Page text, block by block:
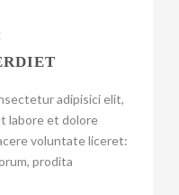
adipisici elit,
labore et dolore
voluntate liceret:
prodita